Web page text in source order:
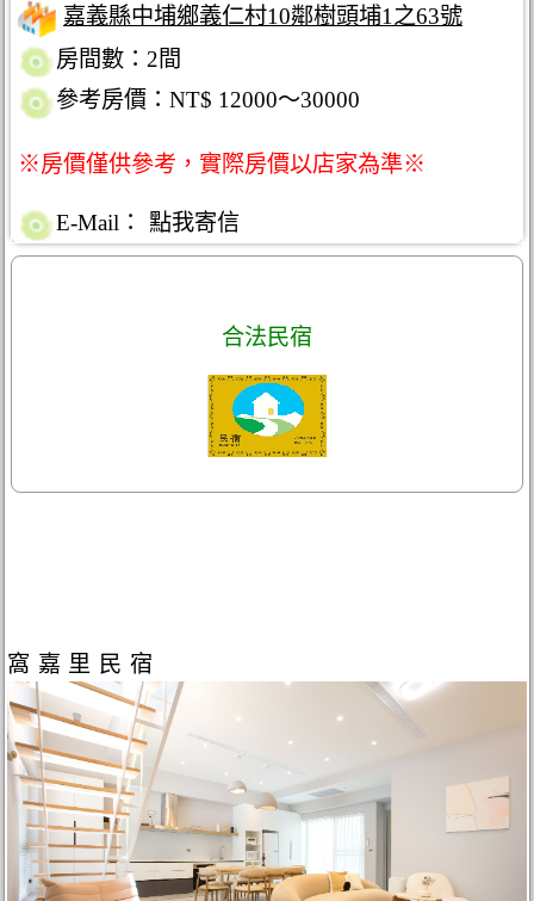
嘉義縣中埔鄉義仁村10鄰樹頭埔1之63號
房間數：2間
參考房價：NT$ 12000～30000
※房價僅供參考，實際房價以店家為準※
E-Mail： 點我寄信
合法民宿
窩嘉里民宿